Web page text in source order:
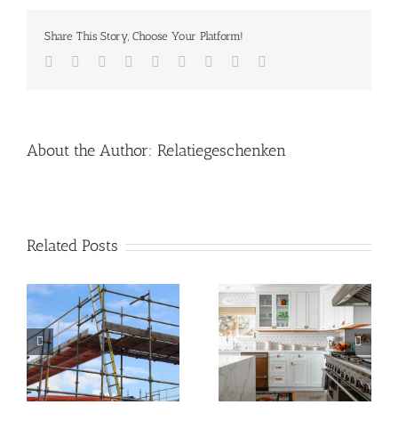
Share This Story, Choose Your Platform!
Facebook
TwitterLinkedIn
Reddit Whatsapp
TumblrPinterest
About the Author: Relatiegeschenken
Related Posts